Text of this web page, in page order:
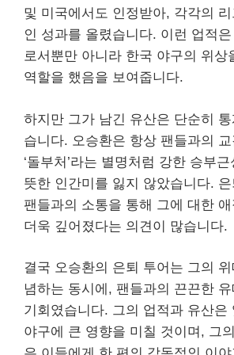
및 미국에서도 인정받아, 각각의
인 성과를 올렸습니다. 이런 업적
로서뿐만 아니라 한국 야구의 위상
역할을 했음을 보여줍니다.
하지만 그가 남긴 유산은 단순히
습니다. 오승환은 항상 팬들과의
‘돌부처’라는 별명처럼 강한 승부
뜻한 인간미를 잃지 않았습니다.
팬들과의 소통을 통해 그에 대한
더욱 깊어졌다는 의견이 많습니다.
결국 오승환의 은퇴 투어는 그의
념하는 동시에, 팬들과의 끈끈한
기회였습니다. 그의 업적과 유산은
야구에 큰 영향을 미칠 것이며, 그